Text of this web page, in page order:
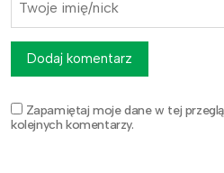
Zapamiętaj moje dane w tej
kolejnych komentarzy.
Dodaj komentarz